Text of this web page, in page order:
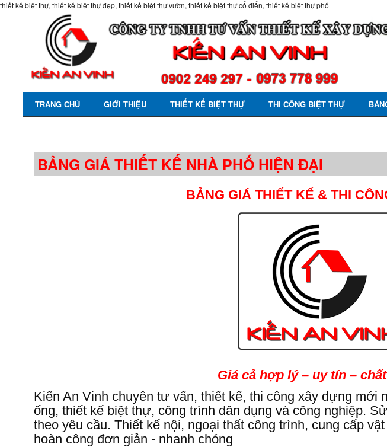
thiết kế biệt thự, thiết kế biệt thự đẹp, thiết kế biệt thự vườn, thiết kế biệt thự cổ điển, thiết kế biệt thự phố
TRANG CHỦ GIỚI THIỆU THIẾT KẾ BIỆT THỰ THI CÔNG BIỆT THỰ
BẢNG GIÁ THIẾT KẾ NHÀ PHỐ HIỆN ĐẠI
BẢNG GIÁ THIẾT KẾ & THI
Giá cả hợp lý – uy tín –
Kiến An Vinh chuyên tư vấn, thiết kế, thi công xây dựng mới
ống, thiết kế biệt thự, công trình dân dụng và công nghiệp.
theo yêu cầu. Thiết kế nội, ngoại thất công trình, cung cấp
hoàn công đơn giản - nhanh chóng